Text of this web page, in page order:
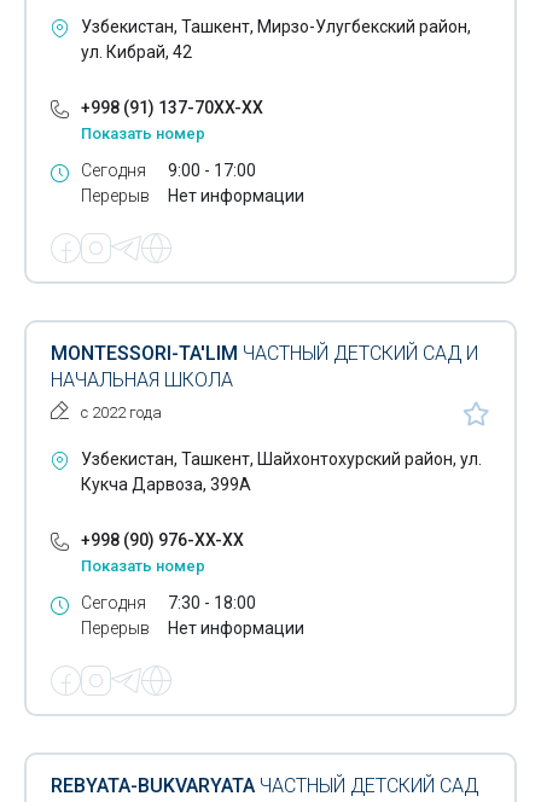
Узбекистан, Ташкент, Мирзо-Улугбекский район,
ул. Кибрай, 42
+998 (91) 137-70XX-XX
Показать номер
Сегодня
Перерыв
9:00 - 17:00
Нет информации
MONTESSORI-TA'LIM ЧАСТНЫЙ ДЕТСКИЙ САД И
НАЧАЛЬНАЯ ШКОЛА
с 2022 года
Узбекистан, Ташкент, Шайхонтохурский район, ул.
Кукча Дарвоза, 399А
+998 (90) 976-XX-XX
Показать номер
Сегодня
Перерыв
7:30 - 18:00
Нет информации
REBYATA-BUKVARYATA ЧАСТНЫЙ ДЕТСКИЙ САД